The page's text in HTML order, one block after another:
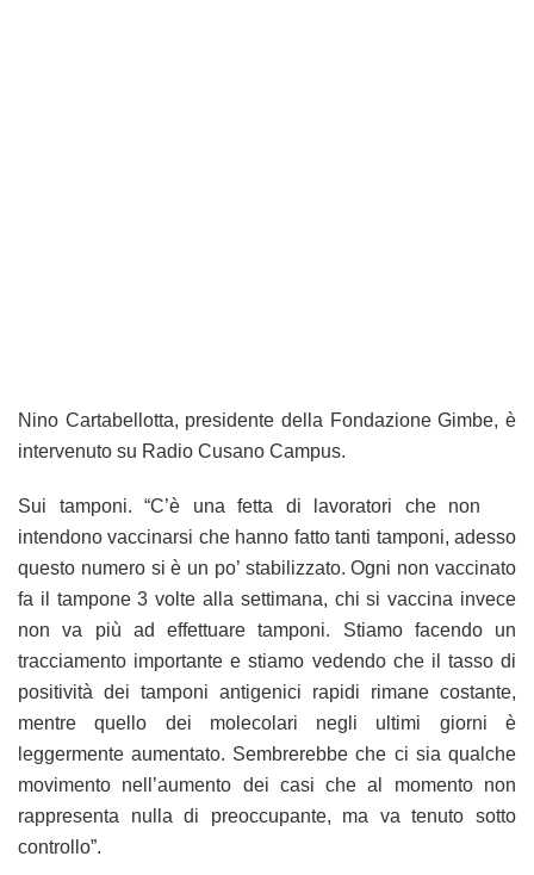
Nino Cartabellotta, presidente della Fondazione Gimbe, è
intervenuto su Radio Cusano Campus.
Sui tamponi. “C’è una fetta di lavoratori che non
intendono vaccinarsi che hanno fatto tanti tamponi, adesso
questo numero si è un po’ stabilizzato. Ogni non vaccinato
fa il tampone 3 volte alla settimana, chi si vaccina invece
non va più ad effettuare tamponi. Stiamo facendo un
tracciamento importante e stiamo vedendo che il tasso di
positività dei tamponi antigenici rapidi rimane costante,
mentre quello dei molecolari negli ultimi giorni è
leggermente aumentato. Sembrerebbe che ci sia qualche
movimento nell’aumento dei casi che al momento non
rappresenta nulla di preoccupante, ma va tenuto sotto
controllo”.